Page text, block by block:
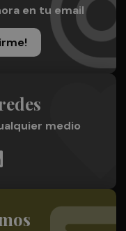
en tu email
medio